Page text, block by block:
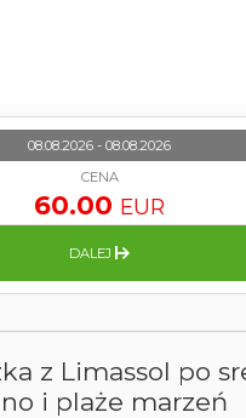
z Limassol po
i plaże marzeń
08.08.2026 - 08.08.2026
CENA
60.00 EUR
DALEJ